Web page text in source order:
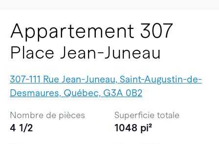
Appartement 307
Place Jean-Juneau
307-111 Rue Jean-Juneau, Saint-Augustin-de-
Desmaures, Québec, G3A 0B2
Nombre de pièces
4 1/2
Superficie totale
1048 pi²